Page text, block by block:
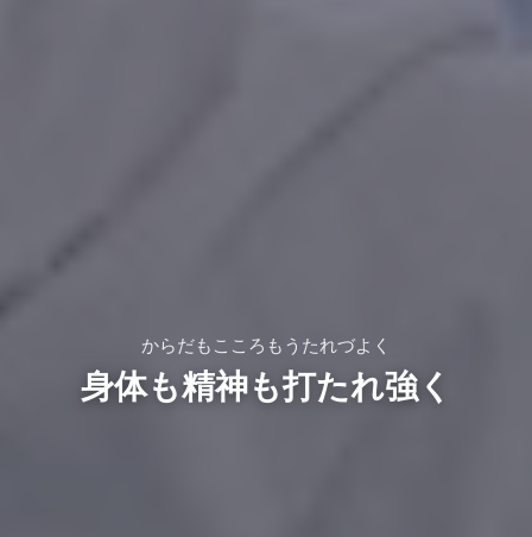
からだもこころもうたれづよく
身体も精神も打たれ強く